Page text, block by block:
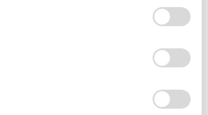
クッキー)が保存されることに同
クッキー)のオプトアウト、
たりするにあたっては、当社の
の取り扱いについて
」をご覧くだ